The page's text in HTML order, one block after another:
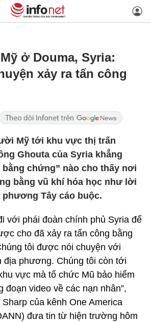
ở Douma, Syria:
xảy ra tấn công
Mỹ tới khu vực thị trấn
Ghouta của Syria khẳng
chứng” nào cho thấy nơi
bằng vũ khí hóa học như lời
Tây cáo buộc.
với phái đoàn chính phủ Syria để
cho đã xảy ra tấn công bằng
tôi được nói chuyện với
địa phương. Chúng tôi còn tới
vực mà tổ chức Mũ bảo hiểm
đoạn video về các nạn nhân”,
của kênh One America
đưa tin từ hiện trường hôm